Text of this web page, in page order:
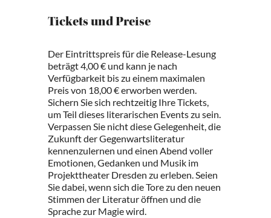
Tickets und Preise
Der Eintrittspreis für die Release-Lesung
beträgt 4,00 € und kann je nach
Verfügbarkeit bis zu einem maximalen
Preis von 18,00 € erworben werden.
Sichern Sie sich rechtzeitig Ihre Tickets,
um Teil dieses literarischen Events zu sein.
Verpassen Sie nicht diese Gelegenheit, die
Zukunft der Gegenwartsliteratur
kennenzulernen und einen Abend voller
Emotionen, Gedanken und Musik im
Projekttheater Dresden zu erleben. Seien
Sie dabei, wenn sich die Tore zu den neuen
Stimmen der Literatur öffnen und die
Sprache zur Magie wird.